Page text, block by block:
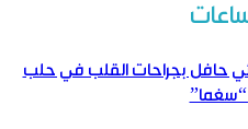
حافل بجراحات القلب في حلب
“سغما”